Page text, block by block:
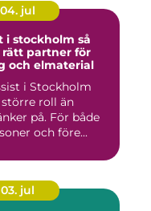
04. jul
stockholm så
rätt partner för
och elmaterial
i Stockholm
roll än
på. För både
och före...
03. jul